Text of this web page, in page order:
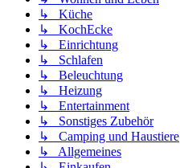
↳ Küche
↳ KochEcke
↳ Einrichtung
↳ Schlafen
↳ Beleuchtung
↳ Heizung
↳ Entertainment
↳ Sonstiges Zubehör
↳ Camping und Haustiere
↳ Allgemeines